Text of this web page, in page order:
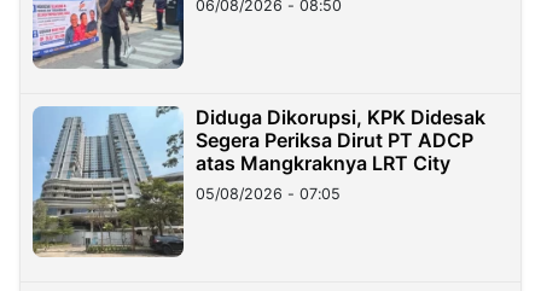
06/08/2026 - 08:50
Diduga Dikorupsi, KPK Didesak
Segera Periksa Dirut PT ADCP
atas Mangkraknya LRT City
05/08/2026 - 07:05